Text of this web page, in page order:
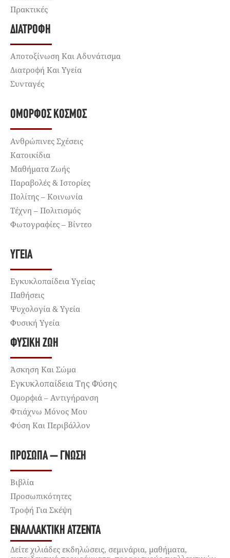
Πρακτικές
ΔΙΑΤΡΟΦΉ
Αποτοξίνωση Και Αδυνάτισμα
Διατροφή Και Υγεία
Συνταγές
ΌΜΟΡΦΟΣ ΚΌΣΜΟΣ
Ανθρώπινες Σχέσεις
Κατοικίδια
Μαθήματα Ζωής
Παραβολές & Ιστορίες
Πολίτης – Κοινωνία
Τέχνη – Πολιτισμός
Φωτογραφίες – Βίντεο
ΥΓΕΊΑ
Εγκυκλοπαίδεια Υγείας
Παθήσεις
Ψυχολογία & Υγεία
Φυσική Υγεία
ΦΥΣΙΚΉ ΖΩΉ
Άσκηση Και Σώμα
Εγκυκλοπαίδεια Της Φύσης
Ομορφιά – Αντιγήρανση
Φτιάχνω Μόνος Μου
Φύση Και Περιβάλλον
ΠΡΌΣΩΠΑ – ΓΝΏΣΗ
Βιβλία
Προσωπικότητες
Τροφή Για Σκέψη
ΕΝΑΛΛΑΚΤΙΚΉ ΑΤΖΈΝΤΑ
Δείτε χιλιάδες εκδηλώσεις, σεμινάρια, μαθήματα,